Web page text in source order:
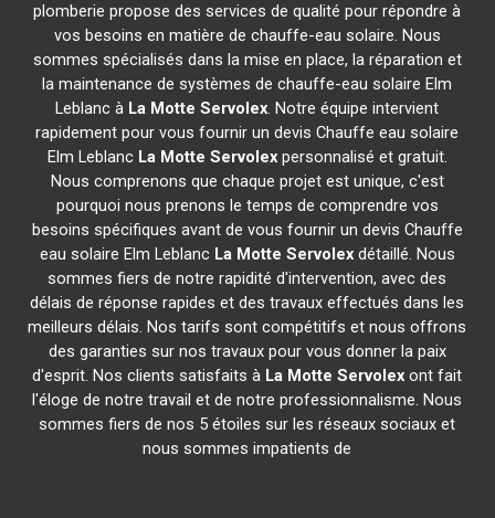
plomberie propose des services de qualité pour répondre à
vos besoins en matière de chauffe-eau solaire. Nous
sommes spécialisés dans la mise en place, la réparation et
la maintenance de systèmes de chauffe-eau solaire Elm
Leblanc à La Motte Servolex. Notre équipe intervient
rapidement pour vous fournir un devis Chauffe eau solaire
Elm Leblanc La Motte Servolexpersonnalisé et gratuit.
Nous comprenons que chaque projet est unique, c'est
pourquoi nous prenons le temps de comprendre vos
besoins spécifiques avant de vous fournir un devis Chauffe
eau solaire Elm Leblanc La Motte Servolexdétaillé. Nous
sommes fiers de notre rapidité d'intervention, avec des
délais de réponse rapides et des travaux effectués dans les
meilleurs délais. Nos tarifs sont compétitifs et nous offrons
des garanties sur nos travaux pour vous donner la paix
d'esprit. Nos clients satisfaits à La Motte Servolex ont fait
l'éloge de notre travail et de notre professionnalisme. Nous
sommes fiers de nos 5 étoiles sur les réseaux sociaux et
nous sommes impatients de